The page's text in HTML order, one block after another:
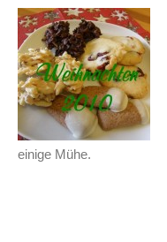
einige Mühe.